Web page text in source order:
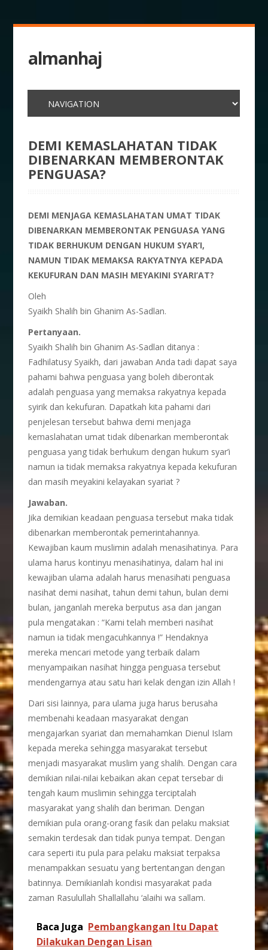
almanhaj
DEMI KEMASLAHATAN TIDAK
DIBENARKAN MEMBERONTAK
PENGUASA?
DEMI MENJAGA KEMASLAHATAN UMAT TIDAK
DIBENARKAN MEMBERONTAK PENGUASA YANG
TIDAK BERHUKUM DENGAN HUKUM SYAR’I,
NAMUN TIDAK MEMAKSA RAKYATNYA KEPADA
KEKUFURAN DAN MASIH MEYAKINI SYARI’AT?
Oleh
Syaikh Shalih bin Ghanim As-Sadlan.
Pertanyaan.
Syaikh Shalih bin Ghanim As-Sadlan ditanya :
Fadhilatusy Syaikh, dari jawaban Anda tadi dapat saya
pahami bahwa penguasa yang boleh diberontak
adalah penguasa yang memaksa rakyatnya kepada
syirik dan kekufuran. Dapatkah kita pahami dari
penjelesan tersebut bahwa demi menjaga
kemaslahatan umat tidak dibenarkan memberontak
penguasa yang tidak berhukum dengan hukum syar’i
namun ia tidak memaksa rakyatnya kepada kekufuran
dan masih meyakini kelayakan syariat ?
Jawaban.
Jika demikian keadaan penguasa tersebut maka tidak
dibenarkan memberontak pemerintahannya.
Kewajiban kaum muslimin adalah menasihatinya. Para
ulama harus kontinyu menasihatinya, dalam hal ini
kewajiban ulama adalah harus menasihati penguasa
nasihat demi nasihat, tahun demi tahun, bulan demi
bulan, janganlah mereka berputus asa dan jangan
pula mengatakan : “Kami telah memberi nasihat
namun ia tidak mengacuhkannya !” Hendaknya
mereka mencari metode yang terbaik dalam
menyampaikan nasihat hingga penguasa tersebut
mendengarnya atau satu hari kelak dengan izin Allah !
Dari sisi lainnya, para ulama juga harus berusaha
membenahi keadaan masyarakat dengan
mengajarkan syariat dan memahamkan Dienul Islam
kepada mereka sehingga masyarakat tersebut
menjadi masyarakat muslim yang shalih. Dengan cara
demikian nilai-nilai kebaikan akan cepat tersebar di
tengah kaum muslimin sehingga terciptalah
masyarakat yang shalih dan beriman. Dengan
demikian pula orang-orang fasik dan pelaku maksiat
semakin terdesak dan tidak punya tempat. Dengan
cara seperti itu pula para pelaku maksiat terpaksa
menampakkan sesuatu yang bertentangan dengan
batinnya. Demikianlah kondisi masyarakat pada
zaman Rasulullah Shallallahu ‘alaihi wa sallam.
Baca Juga Pembangkangan Itu Dapat
Dilakukan Dengan Lisan